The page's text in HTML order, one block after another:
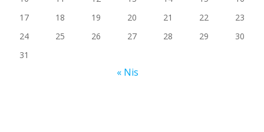
17
18 19 20 21 22
23
24
25 26 27 28 29
30
31
« Nis